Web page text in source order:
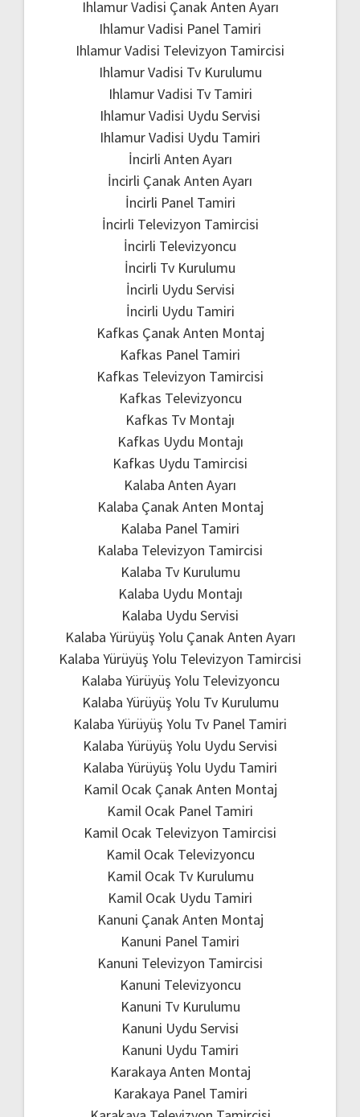
Ihlamur Vadisi Çanak Anten Ayarı
Ihlamur Vadisi Panel Tamiri
Ihlamur Vadisi Televizyon Tamircisi
Ihlamur Vadisi Tv Kurulumu
Ihlamur Vadisi Tv Tamiri
Ihlamur Vadisi Uydu Servisi
Ihlamur Vadisi Uydu Tamiri
İncirli Anten Ayarı
İncirli Çanak Anten Ayarı
İncirli Panel Tamiri
İncirli Televizyon Tamircisi
İncirli Televizyoncu
İncirli Tv Kurulumu
İncirli Uydu Servisi
İncirli Uydu Tamiri
Kafkas Çanak Anten Montaj
Kafkas Panel Tamiri
Kafkas Televizyon Tamircisi
Kafkas Televizyoncu
Kafkas Tv Montajı
Kafkas Uydu Montajı
Kafkas Uydu Tamircisi
Kalaba Anten Ayarı
Kalaba Çanak Anten Montaj
Kalaba Panel Tamiri
Kalaba Televizyon Tamircisi
Kalaba Tv Kurulumu
Kalaba Uydu Montajı
Kalaba Uydu Servisi
Kalaba Yürüyüş Yolu Çanak Anten Ayarı
Kalaba Yürüyüş Yolu Televizyon Tamircisi
Kalaba Yürüyüş Yolu Televizyoncu
Kalaba Yürüyüş Yolu Tv Kurulumu
Kalaba Yürüyüş Yolu Tv Panel Tamiri
Kalaba Yürüyüş Yolu Uydu Servisi
Kalaba Yürüyüş Yolu Uydu Tamiri
Kamil Ocak Çanak Anten Montaj
Kamil Ocak Panel Tamiri
Kamil Ocak Televizyon Tamircisi
Kamil Ocak Televizyoncu
Kamil Ocak Tv Kurulumu
Kamil Ocak Uydu Tamiri
Kanuni Çanak Anten Montaj
Kanuni Panel Tamiri
Kanuni Televizyon Tamircisi
Kanuni Televizyoncu
Kanuni Tv Kurulumu
Kanuni Uydu Servisi
Kanuni Uydu Tamiri
Karakaya Anten Montaj
Karakaya Panel Tamiri